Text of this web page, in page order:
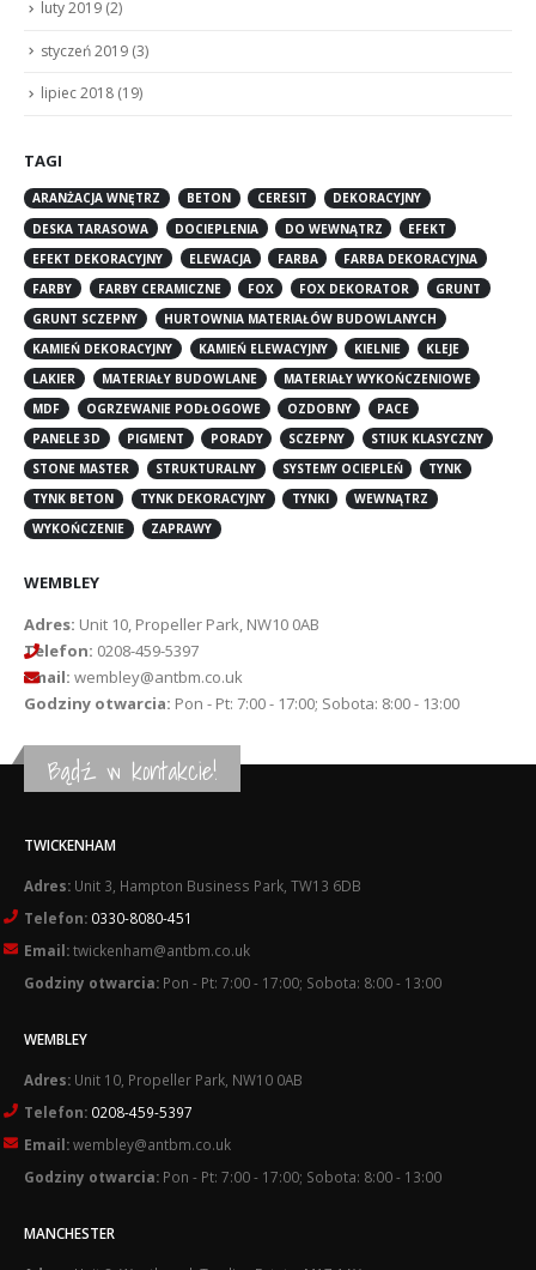
luty 2019 (2)
styczeń 2019 (3)
lipiec 2018 (19)
TAGI
ARANŻACJA WNĘTRZ BETON CERESIT
DEKORACYJNY
DESKA TARASOWA
DOCIEPLENIA DO WEWNĄTRZ
EFEKT
EFEKT DEKORACYJNY
ELEWACJA FARBA
FARBA DEKORACYJNA
FARBY
FARBY CERAMICZNE FOX FOX DEKORATOR
GRUNT
GRUNT SCZEPNY
HURTOWNIA MATERIAŁÓW BUDOWLANYCH
KAMIEŃ DEKORACYJNY
KAMIEŃ ELEWACYJNY KIELNIE
KLEJE
LAKIER
MATERIAŁY BUDOWLANE
MATERIAŁY WYKOŃCZENIOWE
MDF
OGRZEWANIE PODŁOGOWE OZDOBNY
PACE
PANELE 3D
PIGMENT PORADY SCZEPNY
STIUK KLASYCZNY
STONE MASTER
STRUKTURALNY SYSTEMY OCIEPLEŃ
TYNK
TYNK BETON
TYNK DEKORACYJNY TYNKI
WEWNĄTRZ
WYKOŃCZENIE
ZAPRAWY
WEMBLEY
Adres: Unit 10, Propeller Park, NW10 0AB
Telefon: 0208-459-5397
Email: wembley@antbm.co.uk
Godziny otwarcia: Pon - Pt: 7:00 - 17:00; Sobota: 8:00 - 13:00
Bądź w kontakcie!
TWICKENHAM
Adres: Unit 3, Hampton Business Park, TW13 6DB
Telefon: 0330-8080-451
Email:twickenham@antbm.co.uk
Godziny otwarcia: Pon - Pt: 7:00 - 17:00; Sobota: 8:00 - 13:00
WEMBLEY
Adres: Unit 10, Propeller Park, NW10 0AB
Telefon: 0208-459-5397
Email:wembley@antbm.co.uk
Godziny otwarcia: Pon - Pt: 7:00 - 17:00; Sobota: 8:00 - 13:00
MANCHESTER